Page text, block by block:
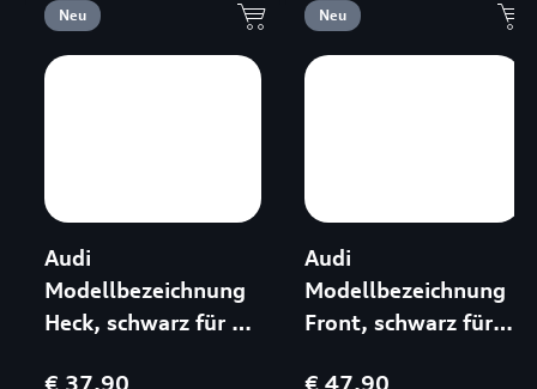
Neu
Audi
Modellbezeichnung
Heck, schwarz für TT
€ 37,90
Neu
Audi
Modellbezeichnung
Front, schwarz für
€ 47,90